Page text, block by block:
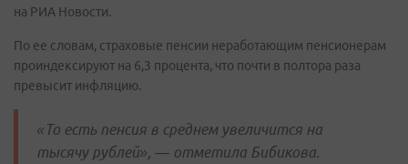
на РИА Новости.
По ее словам, страховые пенсии неработающим пенсионерам
проиндексируют на 6,3 процента, что почти в полтора раза
превысит инфляцию.
«То есть пенсия в среднем увеличится на
тысячу рублей», — отметила Бибикова.